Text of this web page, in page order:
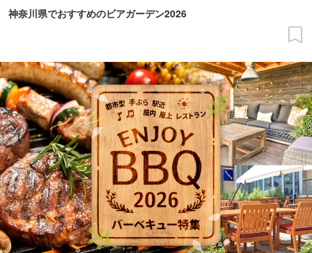
神奈川県でおすすめのビアガーデン2026